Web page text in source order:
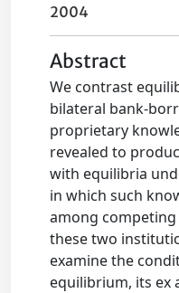
2004
Abstract
We contrast
bilateral bank-
proprietary
revealed to
with equilibria
in which such
among
these two
examine the
equilibrium, its ex